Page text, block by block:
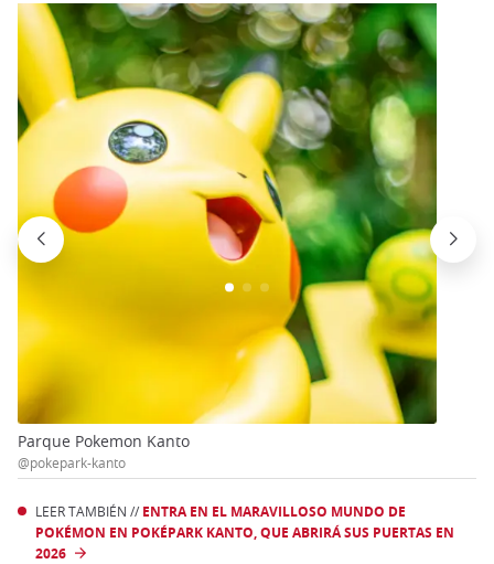
Parque Pokemon Kanto
@pokepark-kanto
LEER TAMBIÉN // ENTRA EN EL MARAVILLOSO MUNDO DE
POKÉMON EN POKÉPARK KANTO, QUE ABRIRÁ SUS PUERTAS EN
2026